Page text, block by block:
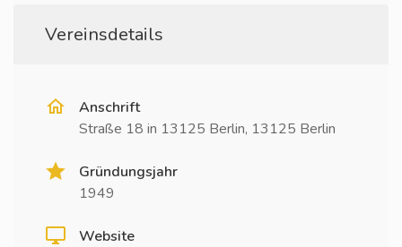
Vereinsdetails
Anschrift
Straße 18 in 13125 Berlin, 13125 Berlin
Gründungsjahr
1949
Website